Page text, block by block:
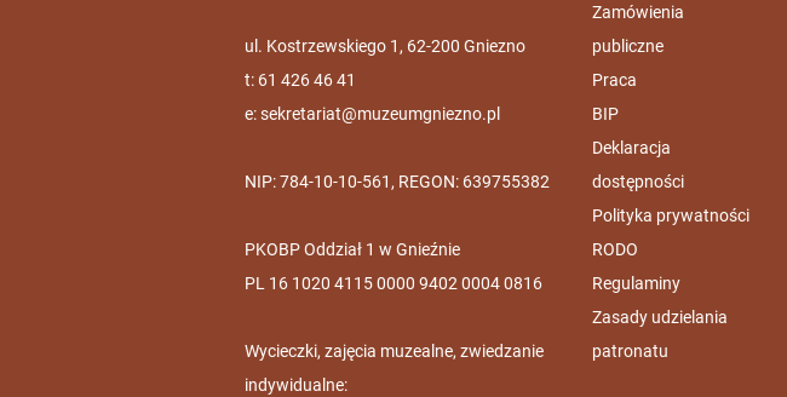
ul. Kostrzewskiego 1, 62-200 Gniezno
t: 61 426 46 41
e:sekretariat@muzeumgniezno.pl
NIP: 784-10-10-561, REGON: 639755382
PKOBP Oddział 1 w Gnieźnie
PL 16 1020 4115 0000 9402 0004 0816
Wycieczki, zajęcia muzealne, zwiedzanie
indywidualne:
Zamówienia
publiczne
Praca
BIP
Deklaracja
dostępności
Polityka prywatności
RODO
Regulaminy
Zasady udzielania
patronatu